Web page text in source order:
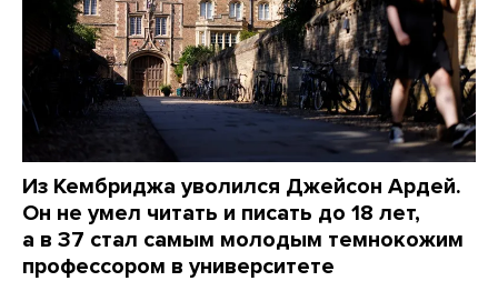
Из Кембриджа уволился Джейсон Ардей.
Он не умел читать и писать до 18 лет,
а в 37 стал самым молодым темнокожим
профессором в университете